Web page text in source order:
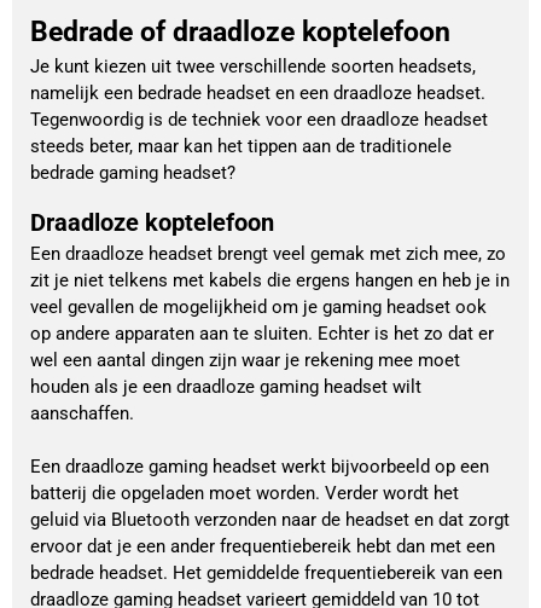
Bedrade of draadloze koptelefoon
Je kunt kiezen uit twee verschillende soorten headsets,
namelijk een bedrade headset en een draadloze headset.
Tegenwoordig is de techniek voor een draadloze headset
steeds beter, maar kan het tippen aan de traditionele
bedrade gaming headset?
Draadloze koptelefoon
Een draadloze headset brengt veel gemak met zich mee, zo
zit je niet telkens met kabels die ergens hangen en heb je in
veel gevallen de mogelijkheid om je gaming headset ook
op andere apparaten aan te sluiten. Echter is het zo dat er
wel een aantal dingen zijn waar je rekening mee moet
houden als je een draadloze gaming headset wilt
aanschaffen.
Een draadloze gaming headset werkt bijvoorbeeld op een
batterij die opgeladen moet worden. Verder wordt het
geluid via Bluetooth verzonden naar de headset en dat zorgt
ervoor dat je een ander frequentiebereik hebt dan met een
bedrade headset. Het gemiddelde frequentiebereik van een
draadloze gaming headset varieert gemiddeld van 10 tot